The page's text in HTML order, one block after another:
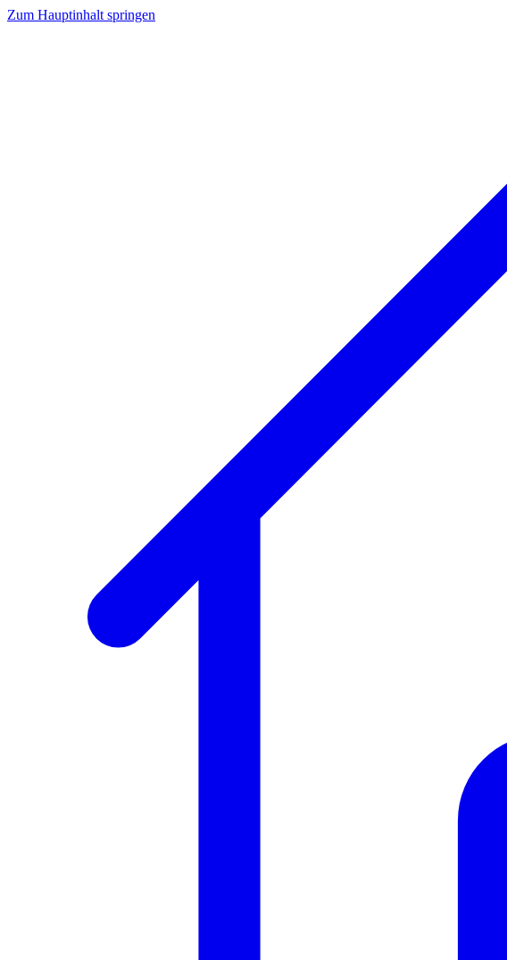
Zum Hauptinhalt springen